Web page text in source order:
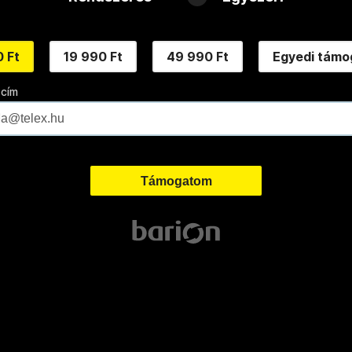
Ft 19 990 Ft 49 990 Ft Egyedi